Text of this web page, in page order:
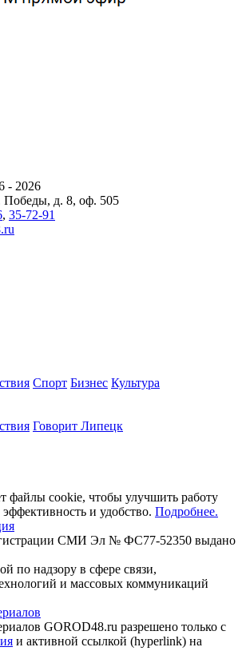
- 2026
Победы, д. 8, оф. 505
, 35-72-91
Спорт Бизнес Культура
Говорит Липецк
файлы cookie, чтобы улучшить работу
и удобство. Подробнее.
СМИ Эл № ФС77-52350 выдано
по надзору в сфере связи,
и массовых коммуникаций
GOROD48.ru разрешено только с
и активной ссылкой (hyperlink) на